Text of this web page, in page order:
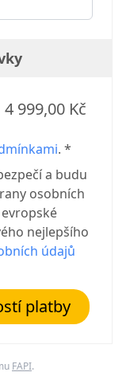
4 999,00 Kč
. *
a budu
osobních
nejlepšího
údajů
platby
FAPI.